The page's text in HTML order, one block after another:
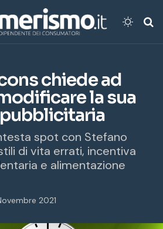
chiede ad
la sua
spot con Stefano
di vita errati, incentiva
e alimentazione
2021